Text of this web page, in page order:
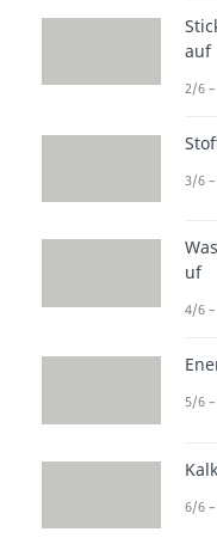
Die
des
Im
auf
2/6
3/6
uf
4/6
5/6
6/6